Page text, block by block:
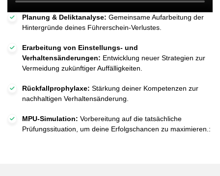
Planung & Deliktanalyse: Gemeinsame Aufarbeitung der
Hintergründe deines Führerschein-Verlustes.
Erarbeitung von Einstellungs- und
Verhaltensänderungen: Entwicklung neuer Strategien zur
Vermeidung zukünftiger Auffälligkeiten.
Rückfallprophylaxe: Stärkung deiner Kompetenzen zur
nachhaltigen Verhaltensänderung.
MPU-Simulation: Vorbereitung auf die tatsächliche
Prüfungssituation, um deine Erfolgschancen zu maximieren.: